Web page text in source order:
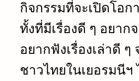
กิจกรรมที่จะเปิดโอ
ทั้งที่มีเรื่องดี ๆ อยาก
อยากฟังเรื่องเล่าดี ๆ
ชาวไทยในเยอรมนีฯ